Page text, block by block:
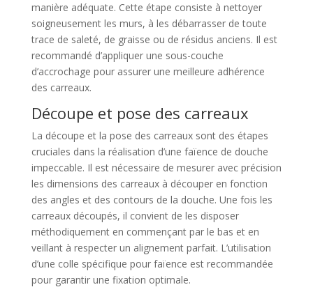
manière adéquate. Cette étape consiste à nettoyer
soigneusement les murs, à les débarrasser de toute
trace de saleté, de graisse ou de résidus anciens. Il est
recommandé d’appliquer une sous-couche
d’accrochage pour assurer une meilleure adhérence
des carreaux.
Découpe et pose des carreaux
La découpe et la pose des carreaux sont des étapes
cruciales dans la réalisation d’une faïence de douche
impeccable. Il est nécessaire de mesurer avec précision
les dimensions des carreaux à découper en fonction
des angles et des contours de la douche. Une fois les
carreaux découpés, il convient de les disposer
méthodiquement en commençant par le bas et en
veillant à respecter un alignement parfait. L’utilisation
d’une colle spécifique pour faïence est recommandée
pour garantir une fixation optimale.